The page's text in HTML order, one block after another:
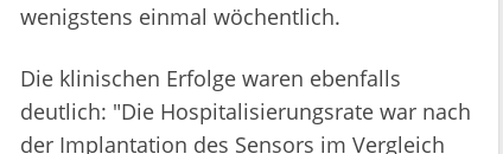
wenigstens einmal wöchentlich.
Die klinischen Erfolge waren ebenfalls
deutlich: "Die Hospitalisierungsrate war nach
der Implantation des Sensors im Vergleich